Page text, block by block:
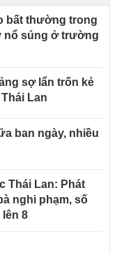
bất thường trong
nổ súng ở trường
sợ lẩn trốn kẻ
Lan
ban ngày, nhiều
Thái Lan: Phát
nghi phạm, số
8